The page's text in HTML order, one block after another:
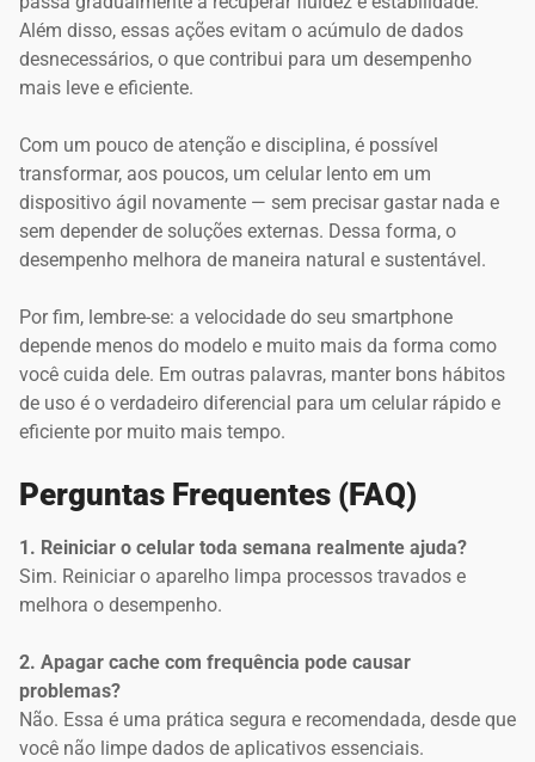
Além disso, essas ações evitam o acúmulo de dados
desnecessários, o que contribui para um desempenho
mais leve e eficiente.
Com um pouco de atenção e disciplina, é possível
transformar, aos poucos, um celular lento em um
dispositivo ágil novamente — sem precisar gastar nada e
sem depender de soluções externas. Dessa forma, o
desempenho melhora de maneira natural e sustentável.
Por fim, lembre-se: a velocidade do seu smartphone
depende menos do modelo e muito mais da forma como
você cuida dele. Em outras palavras, manter bons hábitos
de uso é o verdadeiro diferencial para um celular rápido e
eficiente por muito mais tempo.
Perguntas Frequentes (FAQ)
1. Reiniciar o celular toda semana realmente ajuda?
Sim. Reiniciar o aparelho limpa processos travados e
melhora o desempenho.
2. Apagar cache com frequência pode causar
problemas?
Não. Essa é uma prática segura e recomendada, desde que
você não limpe dados de aplicativos essenciais.